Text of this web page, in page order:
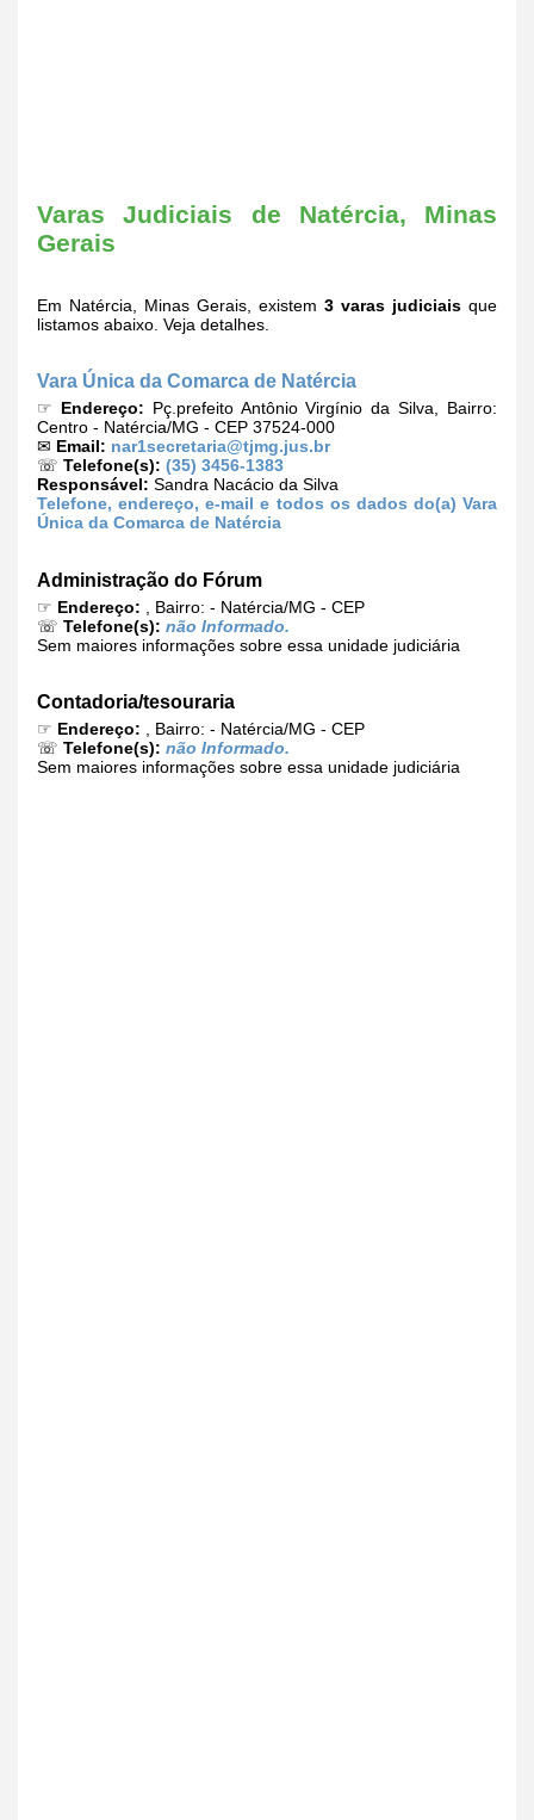
Varas Judiciais de Natércia, Minas
Gerais
Em Natércia, Minas Gerais, existem 3 varas judiciais que
listamos abaixo. Veja detalhes.
Vara Única da Comarca de Natércia
☞ Endereço: Pç.prefeito Antônio Virgínio da Silva, Bairro:
Centro - Natércia/MG - CEP 37524-000
✉ Email: nar1secretaria@tjmg.jus.br
☏ Telefone(s): (35) 3456-1383
Responsável: Sandra Nacácio da Silva
Telefone, endereço, e-mail e todos os dados do(a) Vara
Única da Comarca de Natércia
Administração do Fórum
☞ Endereço: , Bairro: - Natércia/MG - CEP
☏ Telefone(s): não Informado.
Sem maiores informações sobre essa unidade judiciária
Contadoria/tesouraria
☞ Endereço: , Bairro: - Natércia/MG - CEP
☏ Telefone(s): não Informado.
Sem maiores informações sobre essa unidade judiciária